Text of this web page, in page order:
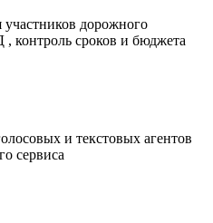
дорожного
, контроль сроков и бюджета
и текстовых агентов
сервиса